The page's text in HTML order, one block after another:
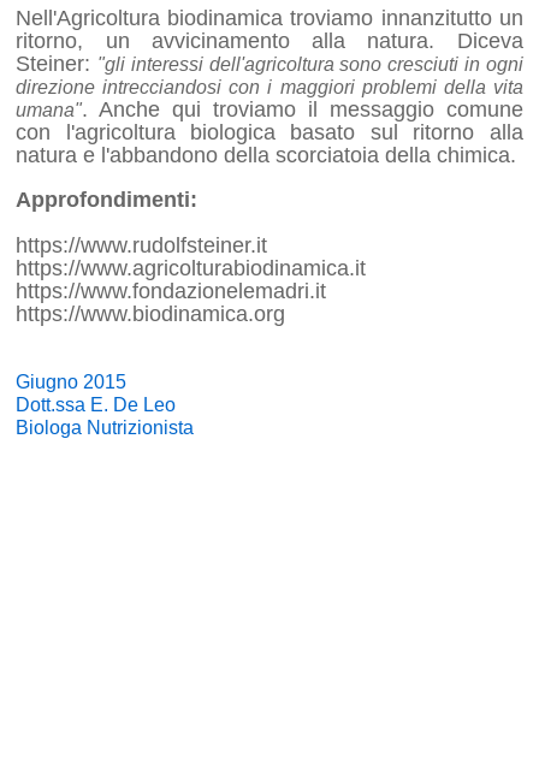
Nell'Agricoltura biodinamica troviamo innanzitutto un
ritorno, un avvicinamento alla natura. Diceva
Steiner: "gli interessi dell'agricoltura sono cresciuti in ogni
direzione intrecciandosi con i maggiori problemi della vita
umana". Anche qui troviamo il messaggio comune
con l'agricoltura biologica basato sul ritorno alla
natura e l'abbandono della scorciatoia della chimica.
Approfondimenti:
https://www.rudolfsteiner.it
https://www.agricolturabiodinamica.it
https://www.fondazionelemadri.it
https://www.biodinamica.org
Giugno 2015
Dott.ssa E. De Leo
Biologa Nutrizionista